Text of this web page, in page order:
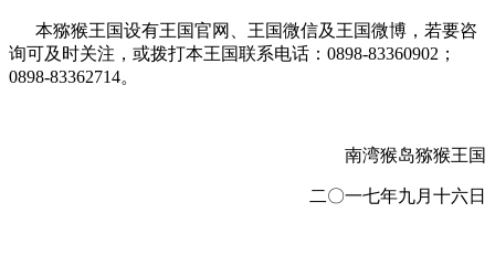
本猕猴王国设有王国官网、王国微信及王国微博，若要咨
询可及时关注，或拨打本王国联系电话：0898-83360902；
0898-83362714。
南湾猴岛猕猴王国
二〇一七年九月十六日